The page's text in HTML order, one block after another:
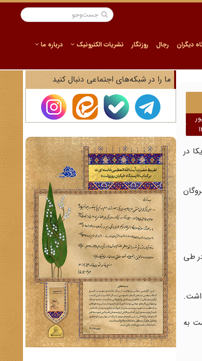
دیگران رجال روزنگار نشریات الکترونیک درباره ما
آمریکا در
که به مدت ۴۴۴ روز در ایران گروگان
طی
روز) بابت غرامت به
ما را در شبکه‌های اجتماعی دنبال کنید